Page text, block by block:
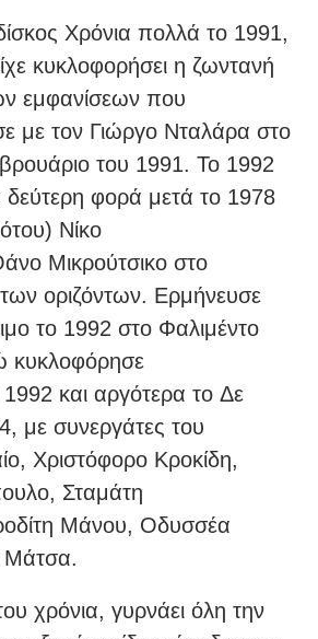
Χρόνια πολλά το 1991,
κυκλοφορήσει η ζωντανή
εμφανίσεων που
με τον Γιώργο Νταλάρα στο
του 1991. Το 1992
δεύτερη φορά μετά το 1978
Νίκο
Μικρούτσικο στο
οριζόντων. Ερμήνευσε
το 1992 στο Φαλιμέντο
κυκλοφόρησε
και αργότερα το Δε
με συνεργάτες του
Χριστόφορο Κροκίδη,
Σταμάτη
Μάνου, Οδυσσέα
Μάτσα.
χρόνια, γυρνάει όλη την